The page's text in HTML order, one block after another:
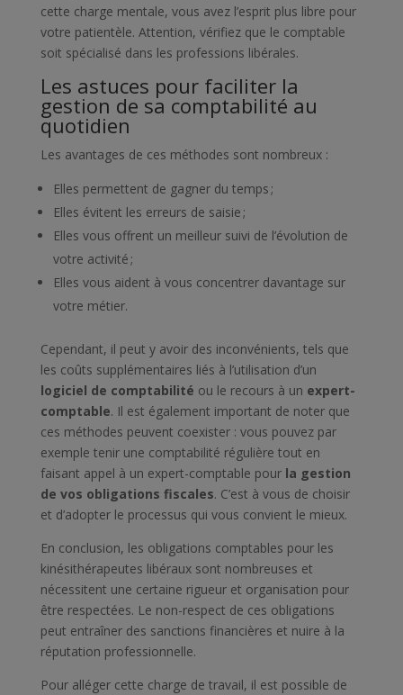
cette charge mentale, vous avez l’esprit plus libre pour
votre patientèle. Attention, vérifiez que le comptable
soit spécialisé dans les professions libérales.
Les astuces pour faciliter la
gestion de sa comptabilité au
quotidien
Les avantages de ces méthodes sont nombreux :
Elles permettent de gagner du temps ;
Elles évitent les erreurs de saisie ;
Elles vous offrent un meilleur suivi de l’évolution de
votre activité ;
Elles vous aident à vous concentrer davantage sur
votre métier.
Cependant, il peut y avoir des inconvénients, tels que
les coûts supplémentaires liés à l’utilisation d’un
logiciel de comptabilité ou le recours à un expert-
comptable. Il est également important de noter que
ces méthodes peuvent coexister : vous pouvez par
exemple tenir une comptabilité régulière tout en
faisant appel à un expert-comptable pour la gestion
de vos obligations fiscales. C’est à vous de choisir
et d’adopter le processus qui vous convient le mieux.
En conclusion, les obligations comptables pour les
kinésithérapeutes libéraux sont nombreuses et
nécessitent une certaine rigueur et organisation pour
être respectées. Le non-respect de ces obligations
peut entraîner des sanctions financières et nuire à la
réputation professionnelle.
Pour alléger cette charge de travail, il est possible de